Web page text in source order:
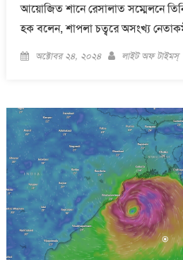
আয়োজিত শানে রেসালাত সম্মেলনে
হক বলেন, শাপলা চত্বরে অসংখ্য
Posted
অক্টোবর ২৪, ২০২৪ Author
লাইট অফ টাইমস্